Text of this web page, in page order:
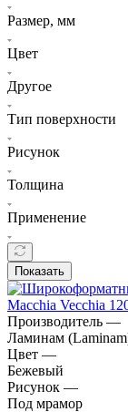
Размер, мм
Цвет
Другое
Тип поверхности
Рисунок
Толщина
Применение
Показать
Производитель —
Ламинам
Цвет —
Бежевый
Рисунок —
Под мрамор